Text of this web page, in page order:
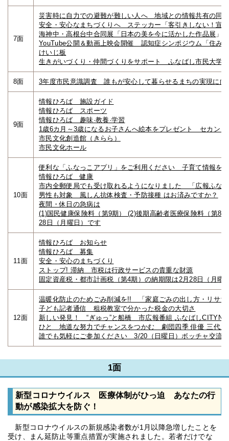
7面
災害時に自力での避難が難しい人へ 地域との情報共有の同
安全・安心なまちづくりへ ステッカー「客引きしない！宣
海神中・高根台中合同展「日本の美を今に活かした作品展 」
YouTube公開＆動画上映会開催 認知症シンポジウム「住み
けいじ板
生きがいづくり・仲間づくりをサポート ふなばし市民大学
8面 3年度市民意識調査 誰もが安心して暮らせるまちの実現に向
9面
情報ひろば 施設ガイド
情報ひろば スポーツ
情報ひろば 趣味·教養·学習
1歳6カ月～3歳になるお子さんへ絵本をプレゼント セカンド
市民文化創造館（きらら）
市民文化ホール
10面
便利な「ふなっこアプリ」をご利用ください 子育て情報を
情報ひろば 健康
市内全郵便局でも受け取れるようになりました 「広報ふな
男性も対象 風しん抗体検査・予防接種 はお済みですか？
夜間・休日の急病は
(1)国民健康保険料（第9期） (2)後期高齢者医療保険料（第8
28日（月曜日）です
11面
情報ひろば お知らせ
情報ひろば 募集
安全・安心のまちづくり
ストップ! 滞納 市税は行政サービスの貴重な財源
固定資産税・都市計画税（第4期）の納期限は2月28日（月曜
12面
温暖化防止のためごみ削減を!! 「家庭ごみの出し方・リサち
子ども記者通信 租税教室で分かった税金の大切さ
新しい発見！ “ぎゅっ”と船橋 市広報番組 ふなばし
ひと 地道な努力でチャンスをつかむ 劇団四季 俳優 三代川
誰でも気軽にご参加ください 3/20（日曜日）ボッチャ交流
1面
新型コロナウイルス 医療体制がひっ迫 あなたの行
動が感染拡大を防ぐ！
新型コロナウイルスの新規感染者数が1月以降急増したことを
受け、まん延防止等重点措置が実施されました。若者だけでな